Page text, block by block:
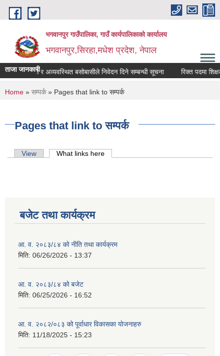
Skip to main content
भगवानपुर गाउँपालिका, गाउँ कार्यपालिकाको कार्यालय
भगवानपुर,सिरहा,मधेश प्रदेश, नेपाल
ताजा जानकारी
सुकुम्बासी र अव्यवस्थित बसोबासीले निवेदन दिने सम्बन्धी सूचना रिक्त पदमा शिक्षक
You are here
Home » सम्पर्क» Pages that link to सम्पर्क
Pages that link to सम्पर्क
Primary tabs
View What links here
बजेट तथा कार्यक्रम
आ. व. २०८३/८४ को नीति तथा कार्यक्रम
मिति: 06/26/2026 - 13:37
आ. व. २०८३/८४ को बजेट
मिति: 06/25/2026 - 16:52
आ. व. २०८२/०८३ को पूर्वाधार विकासका योजनाहरु
मिति: 11/18/2025 - 15:23